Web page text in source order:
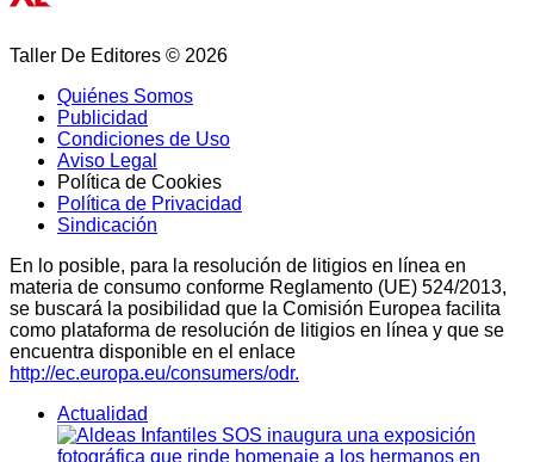
Taller De Editores © 2026
Quiénes Somos
Publicidad
Condiciones de Uso
Aviso Legal
Política de Cookies
Política de Privacidad
Sindicación
En lo posible, para la resolución de litigios en línea en
materia de consumo conforme Reglamento (UE) 524/2013,
se buscará la posibilidad que la Comisión Europea facilita
como plataforma de resolución de litigios en línea y que se
encuentra disponible en el enlace
http://ec.europa.eu/consumers/odr.
Actualidad